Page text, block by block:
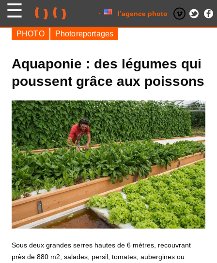
l’agence photo
Aquaponie : des légumes qui
poussent grâce aux poissons
PHOTO Photoreportages
Sous deux grandes serres hautes de 6 mètres, recouvrant
près de 880 m2, salades, persil, tomates, aubergines ou